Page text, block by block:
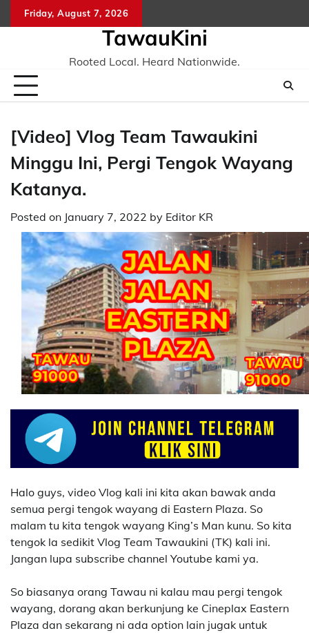
to
Friday, August 7, 2026
TawauKini
Rooted Local. Heard Nationwide.
[Video] Vlog Team Tawaukini
Minggu Ini, Pergi Tengok Wayang
Katanya.
Posted on January 7, 2022 by Editor KR
Halo guys, video Vlog kali ini kita akan bawak anda
semua pergi tengok wayang di Eastern Plaza. So
malam tu kita tengok wayang King’s Man kunu. So kita
tengok la sedikit Vlog Team Tawaukini (TK) kali ini.
Jangan lupa subscribe channel Youtube kami ya.
So biasanya orang Tawau ni kalau mau pergi tengok
wayang, dorang akan berkunjung ke Cineplax Eastern
Plaza dan sekarang ni ada option lain jugak untuk